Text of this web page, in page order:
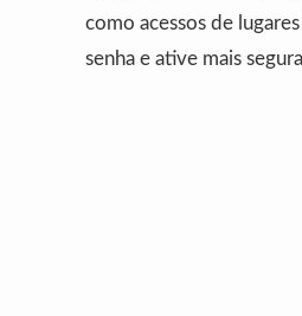
como acessos de
senha e ative mais